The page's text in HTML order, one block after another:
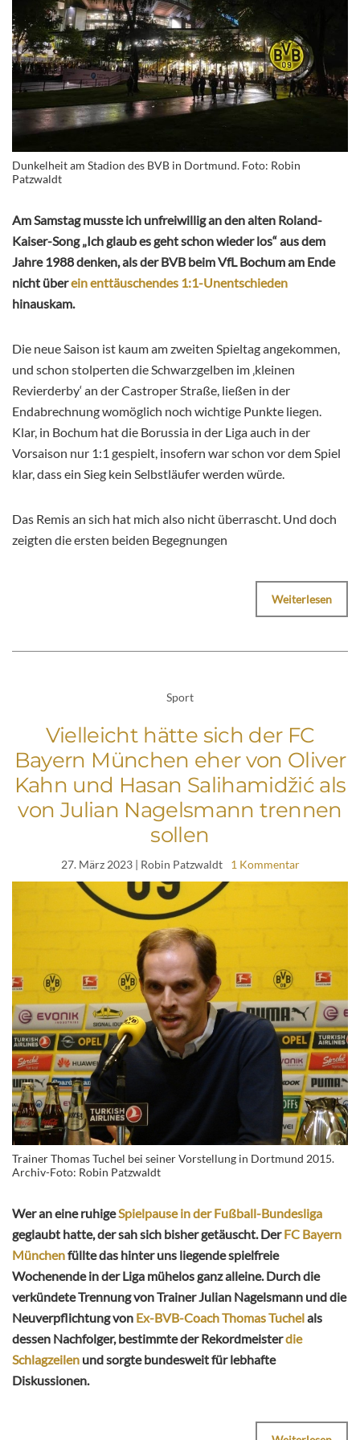
Dunkelheit am Stadion des BVB in Dortmund. Foto: Robin
Patzwaldt
Am Samstag musste ich unfreiwillig an den alten Roland-
Kaiser-Song „Ich glaub es geht schon wieder los“ aus dem
Jahre 1988 denken, als der BVB beim VfL Bochum am Ende
nicht überein enttäuschendes 1:1-Unentschieden
hinauskam.
Die neue Saison ist kaum am zweiten Spieltag angekommen,
und schon stolperten die Schwarzgelben im ‚kleinen
Revierderby‘ an der Castroper Straße, ließen in der
Endabrechnung womöglich noch wichtige Punkte liegen.
Klar, in Bochum hat die Borussia in der Liga auch in der
Vorsaison nur 1:1 gespielt, insofern war schon vor dem Spiel
klar, dass ein Sieg kein Selbstläufer werden würde.
Das Remis an sich hat mich also nicht überrascht. Und doch
zeigten die ersten beiden Begegnungen
Weiterlesen
Sport
Vielleicht hätte sich der FC
Bayern München eher von Oliver
Kahn und Hasan Salihamidžić als
von Julian Nagelsmann trennen
sollen
27. März 2023| Robin Patzwaldt 1 Kommentar
Trainer Thomas Tuchel bei seiner Vorstellung in Dortmund 2015.
Archiv-Foto: Robin Patzwaldt
Wer an eine ruhigeSpielpause in der Fußball-Bundesliga
geglaubt hatte, der sah sich bisher getäuscht. DerFC Bayern
Münchenfüllte das hinter uns liegende spielfreie
Wochenende in der Liga mühelos ganz alleine. Durch die
verkündete Trennung von Trainer Julian Nagelsmann und die
Neuverpflichtung von Ex-BVB-Coach Thomas Tuchelals
dessen Nachfolger, bestimmte der Rekordmeisterdie
Schlagzeilen und sorgte bundesweit für lebhafte
Diskussionen.